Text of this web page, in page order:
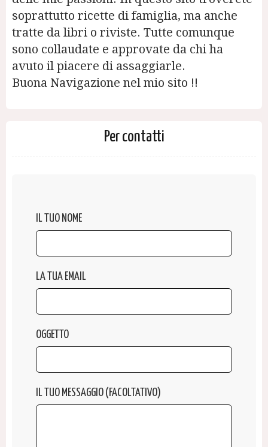
soprattutto ricette di famiglia, ma anche
tratte da libri o riviste. Tutte comunque
sono collaudate e approvate da chi ha
avuto il piacere di assaggiarle.
Buona Navigazione nel mio sito !!
Per contatti
IL TUO NOME
LA TUA EMAIL
OGGETTO
IL TUO MESSAGGIO (FACOLTATIVO)